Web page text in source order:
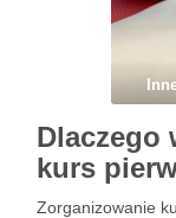
Dlaczego
kurs
Zorganizowanie